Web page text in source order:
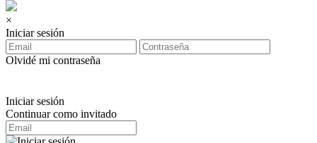
×
Iniciar sesión
Olvidé mi contraseña
Iniciar sesión
Continuar como invitado